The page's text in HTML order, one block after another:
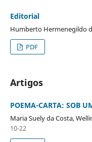
Editorial
Humberto Hermenegildo
PDF
Artigos
POEMA-CARTA: SOB
Maria Suely da Costa,
10-22